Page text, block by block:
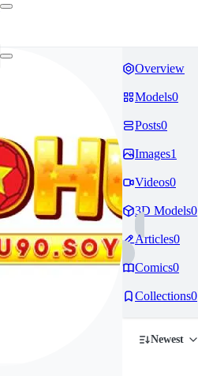
Overview
Models0
Posts0
Images1
Videos0
3D Models0
Articles0
Comics0
Collections0
Newest